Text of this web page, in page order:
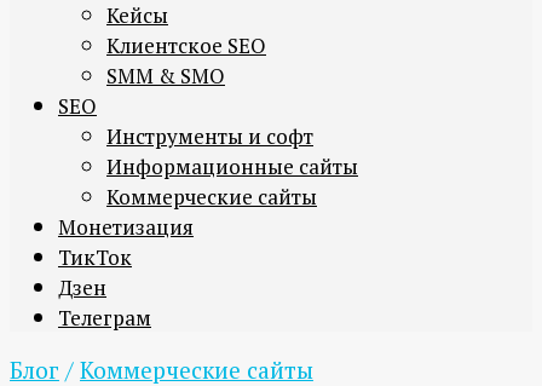
Кейсы
Клиентское SEO
SMM & SMO
SEO
Инструменты и софт
Информационные сайты
Коммерческие сайты
Монетизация
ТикТок
Дзен
Телеграм
Блог / Коммерческие сайты